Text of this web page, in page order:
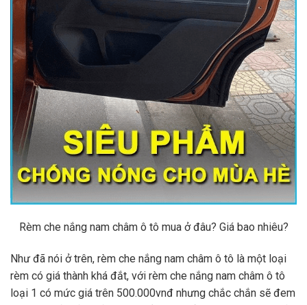
Rèm che nắng nam châm ô tô mua ở đâu? Giá bao nhiêu?
Như đã nói ở trên, rèm che nắng nam châm ô tô là một loại
rèm có giá thành khá đắt, với rèm che nắng nam châm ô tô
loại 1 có mức giá trên 500.000vnđ nhưng chắc chắn sẽ đem